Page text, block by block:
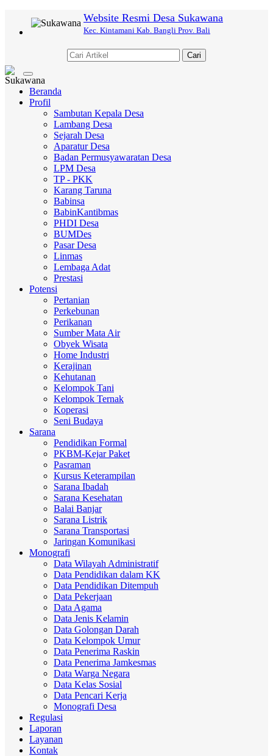
Website Resmi Desa Sukawana
Kec. Kintamani Kab. Bangli Prov. Bali
Cari
Toggle
navigation
Beranda
Profil
Sambutan Kepala Desa
Lambang Desa
Sejarah Desa
Aparatur Desa
Badan Permusyawaratan Desa
LPM Desa
TP - PKK
Karang Taruna
Babinsa
BabinKantibmas
PHDI Desa
BUMDes
Pasar Desa
Linmas
Lembaga Adat
Prestasi
Potensi
Pertanian
Perkebunan
Perikanan
Sumber Mata Air
Obyek Wisata
Home Industri
Kerajinan
Kehutanan
Kelompok Tani
Kelompok Ternak
Koperasi
Seni Budaya
Sarana
Pendidikan Formal
PKBM-Kejar Paket
Pasraman
Kursus Keterampilan
Sarana Ibadah
Sarana Kesehatan
Balai Banjar
Sarana Listrik
Sarana Transportasi
Jaringan Komunikasi
Monografi
Data Wilayah Administratif
Data Pendidikan dalam KK
Data Pendidikan Ditempuh
Data Pekerjaan
Data Agama
Data Jenis Kelamin
Data Golongan Darah
Data Kelompok Umur
Data Penerima Raskin
Data Penerima Jamkesmas
Data Warga Negara
Data Kelas Sosial
Data Pencari Kerja
Monografi Desa
Regulasi
Laporan
Layanan
Kontak